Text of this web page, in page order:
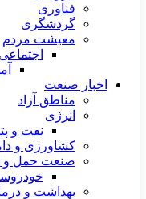
فناوری
گردشگری
معیشت مردم
اجتماعی
اخبار صنعت
مناطق آزاد
انرژی
نفت و
کشاورزی و
صنعت حمل و
بهداشت و